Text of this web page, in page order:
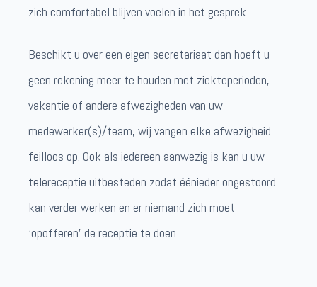
zich comfortabel blijven voelen in het gesprek.
Beschikt u over een eigen secretariaat dan hoeft u
geen rekening meer te houden met ziekteperioden,
vakantie of andere afwezigheden van uw
medewerker(s)/team, wij vangen elke afwezigheid
feilloos op. Ook als iedereen aanwezig is kan u uw
telereceptie uitbesteden zodat éénieder ongestoord
kan verder werken en er niemand zich moet
‘opofferen’ de receptie te doen.